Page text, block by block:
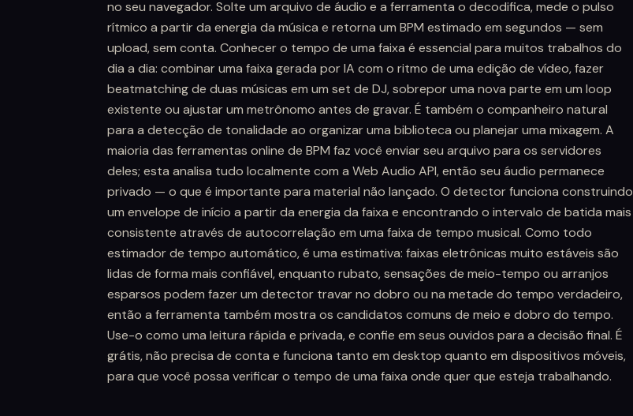
no seu navegador. Solte um arquivo de áudio e a ferramenta o decodifica, mede o pulso
rítmico a partir da energia da música e retorna um BPM estimado em segundos — sem
upload, sem conta. Conhecer o tempo de uma faixa é essencial para muitos trabalhos do
dia a dia: combinar uma faixa gerada por IA com o ritmo de uma edição de vídeo, fazer
beatmatching de duas músicas em um set de DJ, sobrepor uma nova parte em um loop
existente ou ajustar um metrônomo antes de gravar. É também o companheiro natural
para a detecção de tonalidade ao organizar uma biblioteca ou planejar uma mixagem. A
maioria das ferramentas online de BPM faz você enviar seu arquivo para os servidores
deles; esta analisa tudo localmente com a Web Audio API, então seu áudio permanece
privado — o que é importante para material não lançado. O detector funciona construindo
um envelope de início a partir da energia da faixa e encontrando o intervalo de batida mais
consistente através de autocorrelação em uma faixa de tempo musical. Como todo
estimador de tempo automático, é uma estimativa: faixas eletrônicas muito estáveis são
lidas de forma mais confiável, enquanto rubato, sensações de meio-tempo ou arranjos
esparsos podem fazer um detector travar no dobro ou na metade do tempo verdadeiro,
então a ferramenta também mostra os candidatos comuns de meio e dobro do tempo.
Use-o como uma leitura rápida e privada, e confie em seus ouvidos para a decisão final. É
grátis, não precisa de conta e funciona tanto em desktop quanto em dispositivos móveis,
para que você possa verificar o tempo de uma faixa onde quer que esteja trabalhando.